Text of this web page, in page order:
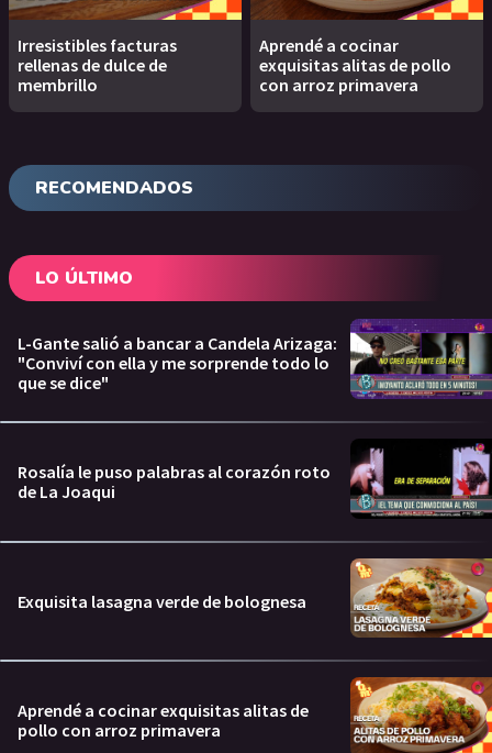
Irresistibles facturas
rellenas de dulce de
membrillo
Aprendé a cocinar
exquisitas alitas de pollo
con arroz primavera
RECOMENDADOS
LO ÚLTIMO
L-Gante salió a bancar a Candela Arizaga:
"Conviví con ella y me sorprende todo lo
que se dice"
Rosalía le puso palabras al corazón roto
de La Joaqui
Exquisita lasagna verde de bolognesa
Aprendé a cocinar exquisitas alitas de
pollo con arroz primavera